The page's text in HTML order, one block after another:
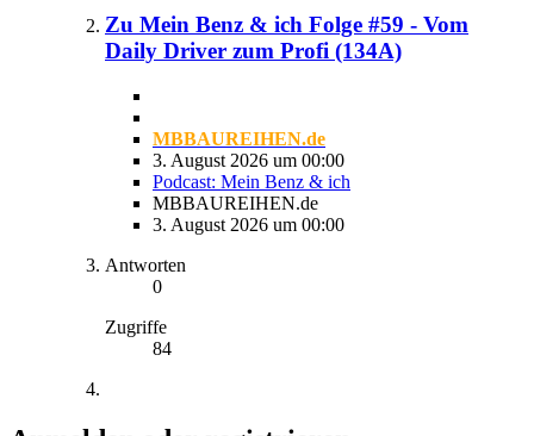
Zu Mein Benz & ich Folge #59 - Vom
Daily Driver zum Profi (134A)
MBBAUREIHEN.de
3. August 2026 um 00:00
Podcast: Mein Benz & ich
MBBAUREIHEN.de
3. August 2026 um 00:00
Antworten
0
Zugriffe
84